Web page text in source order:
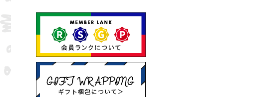
ピンク
ブラック
ブルー
グリーン
20,001円 ～